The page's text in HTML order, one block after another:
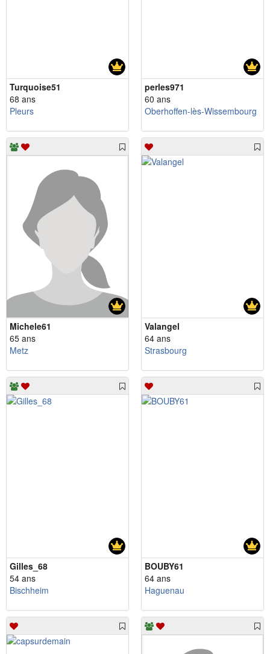
Turquoise51
68 ans
Pleurs
perles971
60 ans
Oberhoffen-lès-Wissembourg
Michele61
65 ans
Metz
Valangel
64 ans
Strasbourg
Gilles_68
54 ans
Bischheim
BOUBY61
64 ans
Haguenau